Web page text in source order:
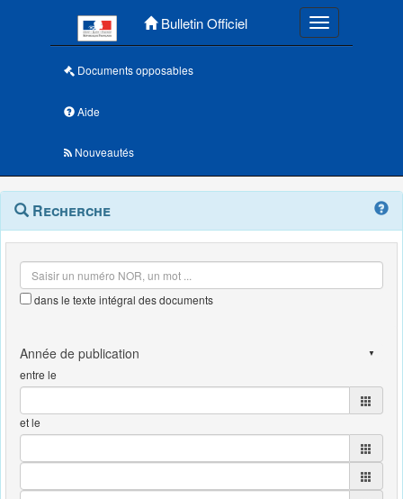
Bulletin Officiel Toggle
Documents opposables
Aide
Nouveautés
Navigation
outils
Menu
contextuel
Recherche
dans le texte intégral des documents
entre le
et le